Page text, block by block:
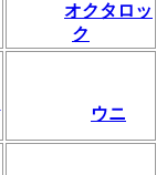
オクタロッ
ク
ウニ